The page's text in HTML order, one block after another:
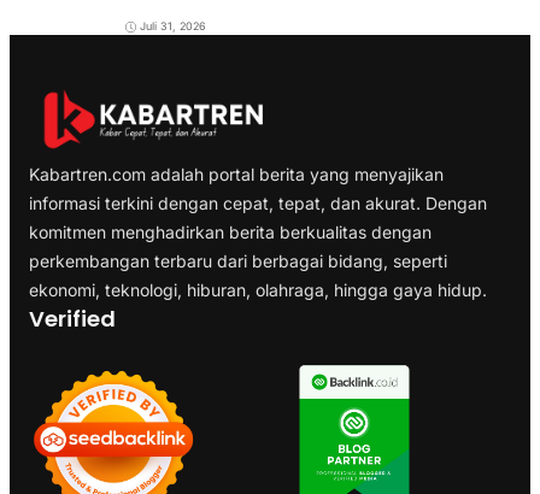
Juli 31, 2026
Kabartren.com adalah portal berita yang menyajikan
informasi terkini dengan cepat, tepat, dan akurat. Dengan
komitmen menghadirkan berita berkualitas dengan
perkembangan terbaru dari berbagai bidang, seperti
ekonomi, teknologi, hiburan, olahraga, hingga gaya hidup.
Verified